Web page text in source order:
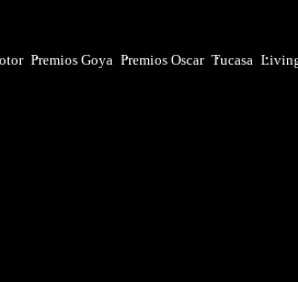
Premios Goya Premios Oscar Tucasa